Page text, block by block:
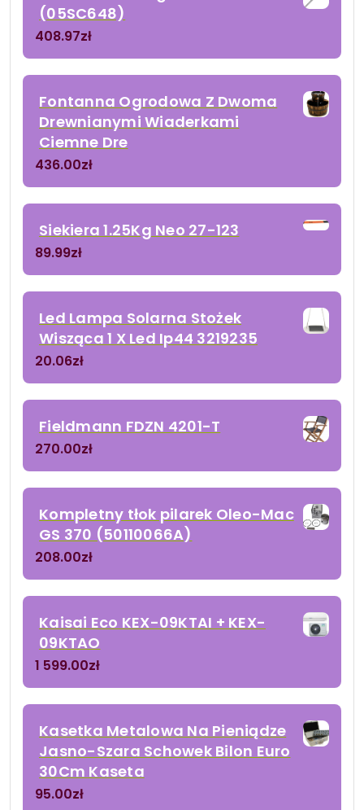
(05SC648)
408.97zł
Fontanna Ogrodowa Z Dwoma
Drewnianymi Wiaderkami
Ciemne Dre
436.00zł
Siekiera 1.25Kg Neo 27-123
89.99zł
Led Lampa Solarna Stożek
Wisząca 1 X Led Ip44 3219235
20.06zł
Fieldmann FDZN 4201-T
270.00zł
Kompletny tłok pilarek Oleo-Mac
GS 370 (50110066A)
208.00zł
Kaisai Eco KEX-09KTAI + KEX-
09KTAO
1 599.00zł
Kasetka Metalowa Na Pieniądze
Jasno-Szara Schowek Bilon Euro
30Cm Kaseta
95.00zł